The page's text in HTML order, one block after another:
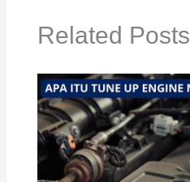
Related Posts